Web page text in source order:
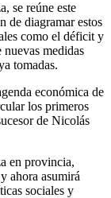
se reúne este
de diagramar estos
como el déficit y
medidas
tomadas.
económica de
los primeros
de Nicolás
en provincia,
ahora asumirá
sociales y